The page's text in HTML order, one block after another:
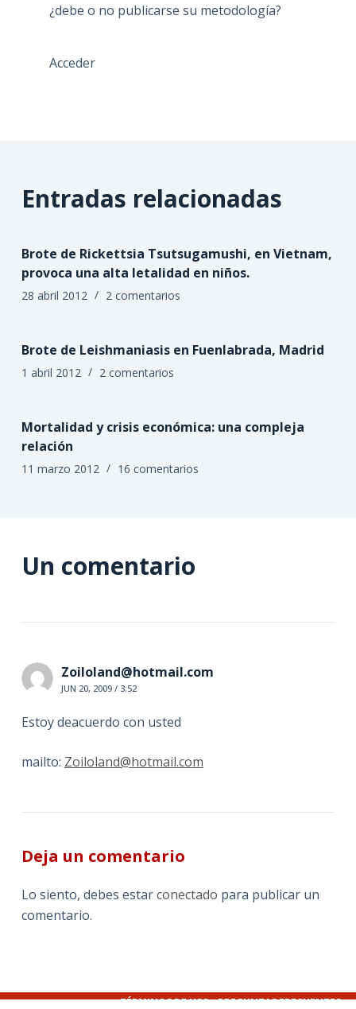
¿debe o no publicarse su metodología?
Acceder
Entradas relacionadas
Brote de Rickettsia Tsutsugamushi, en Vietnam,
provoca una alta letalidad en niños.
28 abril 2012 2 comentarios
Brote de Leishmaniasis en Fuenlabrada, Madrid
1 abril 2012 2 comentarios
Mortalidad y crisis económica: una compleja
relación
11 marzo 2012 16 comentarios
Un comentario
Zoiloland@hotmail.com
JUN 20, 2009 / 3:52
Estoy deacuerdo con usted
mailto: Zoiloland@hotmail.com
Deja un comentario
Lo siento, debes estarconectado para publicar un
comentario.
TÉRMINOS DE USO PREGUNTAS FRECUENTES